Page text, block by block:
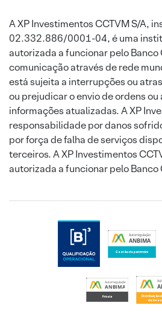
A XP Investimentos CCTVM S/A,
02.332.886/0001-04, é uma
autorizada a funcionar pelo Banco
comunicação através de rede
está sujeita a interrupções ou
ou prejudicar o envio de ordens
informações atualizadas. A XP
responsabilidade por danos
por força de falha de serviços
terceiros. A XP Investimentos
autorizada a funcionar pelo Banco